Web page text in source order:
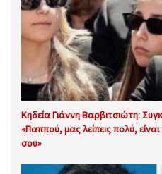
Κηδεία Γιάννη Βαρβιτσιώτη:
«Παππού, μας λείπεις πολύ,
σου»